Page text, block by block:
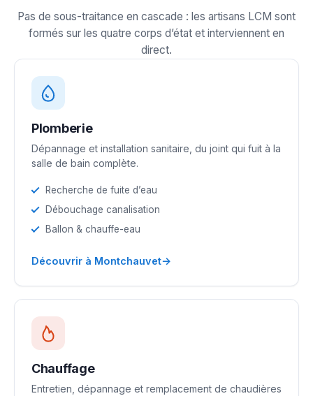
Pas de sous-traitance en cascade : les artisans LCM sont
formés sur les quatre corps d’état et interviennent en
direct.
Plomberie
Dépannage et installation sanitaire, du joint qui fuit à la
salle de bain complète.
Recherche de fuite d’eau
Débouchage canalisation
Ballon & chauffe-eau
Découvrir à Montchauvet→
Chauffage
Entretien, dépannage et remplacement de chaudières